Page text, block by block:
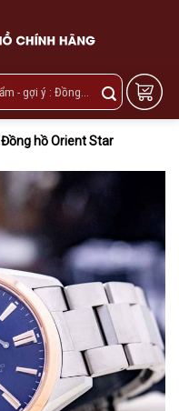
Đồng hồ Orient Star